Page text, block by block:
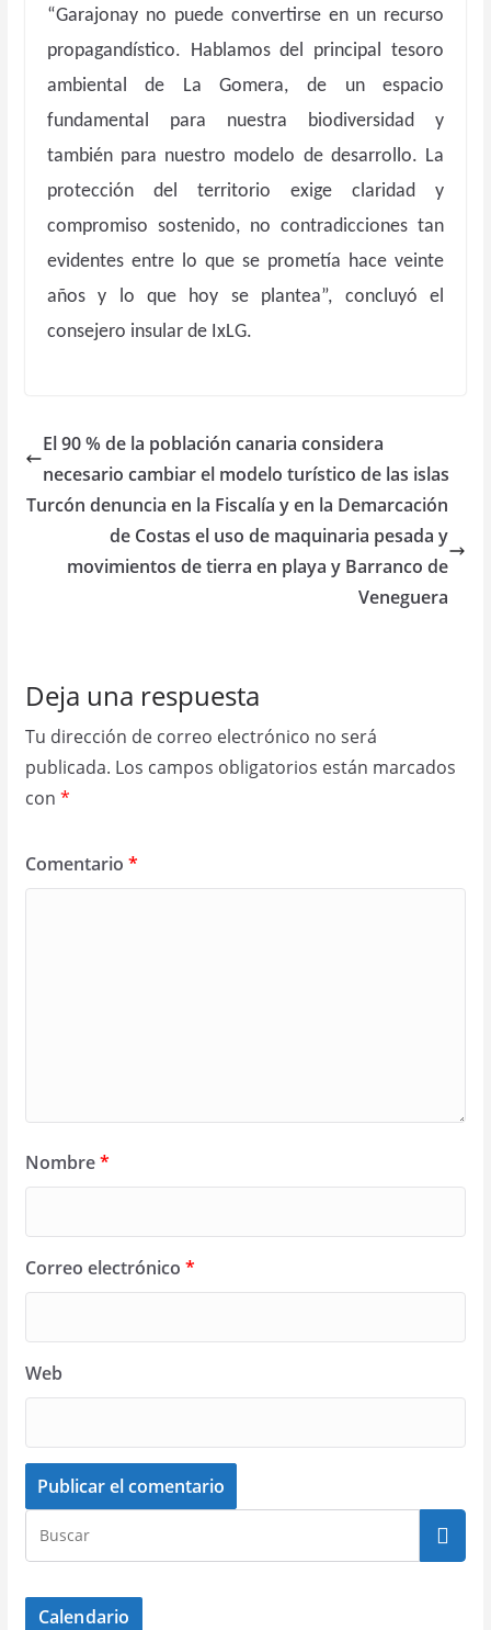
“Garajonay no puede convertirse en un recurso
propagandístico. Hablamos del principal tesoro
ambiental de La Gomera, de un espacio
fundamental para nuestra biodiversidad y
también para nuestro modelo de desarrollo. La
protección del territorio exige claridad y
compromiso sostenido, no contradicciones tan
evidentes entre lo que se prometía hace veinte
años y lo que hoy se plantea”, concluyó el
consejero insular de IxLG.
El 90 % de la población canaria considera
necesario cambiar el modelo turístico de las islas
Turcón denuncia en la Fiscalía y en la Demarcación
de Costas el uso de maquinaria pesada y
movimientos de tierra en playa y Barranco de
Veneguera
Deja una respuesta
Tu dirección de correo electrónico no será
publicada. Los campos obligatorios están marcados
con *
Comentario *
Nombre*
Correo electrónico *
Web
Calendario